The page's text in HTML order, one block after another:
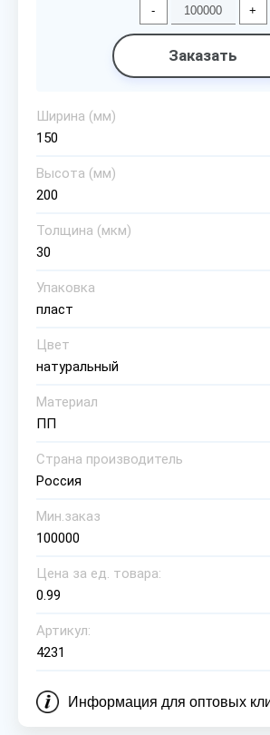
- +
Заказать
Ширина (мм)
150
Высота (мм)
200
Толщина (мкм)
30
Упаковка
пласт
Цвет
натуральный
Материал
ПП
Страна производитель
Россия
Мин.заказ
100000
Цена за ед. товара:
0.99
Артикул:
4231
Информация для оптовых